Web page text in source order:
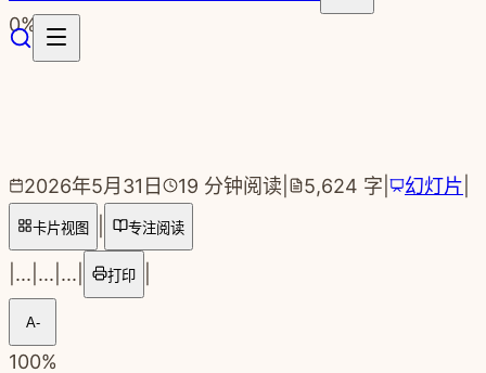
跳转到主要内容
0%
2026年5月31日 19 分钟阅读 5,624 字 幻灯片
卡片视图 专注阅读
... ... ... 打印
A-
100%